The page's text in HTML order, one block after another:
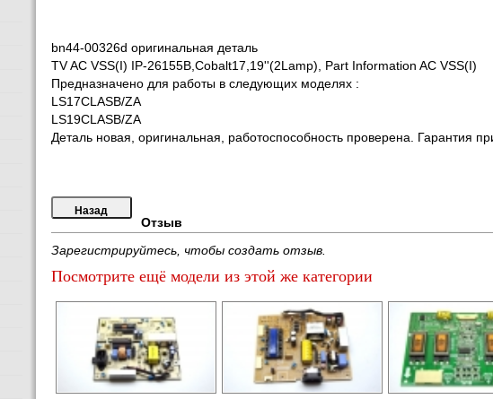
bn44-00326d оригинальная деталь
TV AC VSS(I) IP-26155B,Cobalt17,19''(2Lamp), Part Information AC VSS(I)
Предназначено для работы в следующих моделях :
LS17CLASB/ZA
LS19CLASB/ZA
Деталь новая, оригинальная, работоспособность проверена. Гарантия
Отзыв
Зарегистрируйтесь, чтобы создать отзыв.
Посмотрите ещё модели из этой же категории